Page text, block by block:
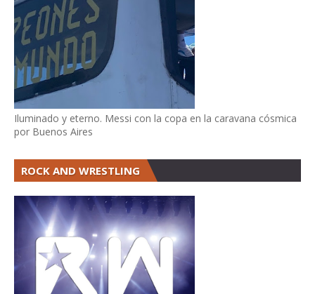
Iluminado y eterno. Messi con la copa en la caravana cósmica
por Buenos Aires
ROCK AND WRESTLING